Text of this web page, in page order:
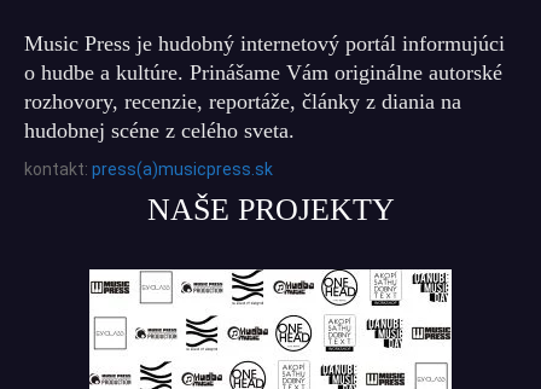
Music Press je hudobný internetový portál informujúci
o hudbe a kultúre. Prinášame Vám originálne autorské
rozhovory, recenzie, reportáže, články z diania na
hudobnej scéne z celého sveta.
kontakt: press(a)musicpress.sk
NAŠE PROJEKTY